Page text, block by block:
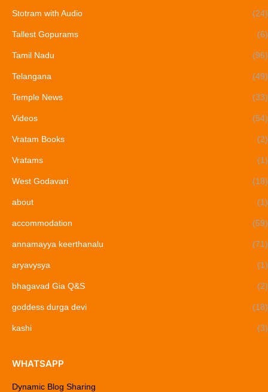
Stotram with Audio (24)
Tallest Gopurams (6)
Tamil Nadu (96)
Telangana (49)
Temple News (33)
Videos (54)
Vratam Books (2)
Vratams (1)
West Godavari (18)
about (1)
accommodation (59)
annamayya keerthanalu (71)
aryavysya (1)
bhagavad Gia Q&S (2)
goddess durga devi (18)
kashi (3)
WHATSAPP
Dynamic Blog Sharing